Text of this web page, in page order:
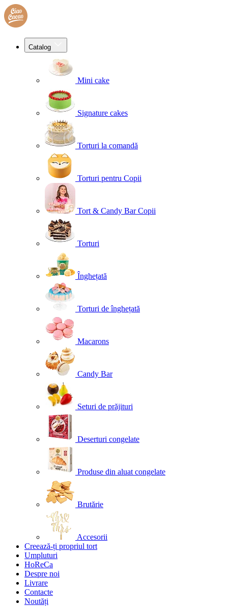
Catalog
Mini cake
Signature cakes
Torturi la comandă
Torturi pentru Copii
Tort & Candy Bar Copii
Torturi
Înghețată
Torturi de înghețată
Macarons
Candy Bar
Seturi de prăjituri
Deserturi congelate
Produse din aluat congelate
Brutărie
Accesorii
Creează-ți propriul tort
Umpluturi
HoReCa
Despre noi
Livrare
Contacte
Noutăți